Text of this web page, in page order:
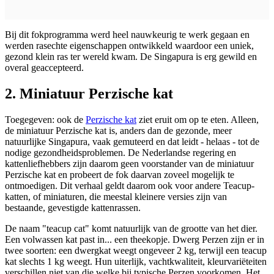
Bij dit fokprogramma werd heel nauwkeurig te werk gegaan en
werden rasechte eigenschappen ontwikkeld waardoor een uniek,
gezond klein ras ter wereld kwam. De Singapura is erg gewild en
overal geaccepteerd.
2. Miniatuur Perzische kat
Toegegeven: ook de Perzische kat ziet eruit om op te eten. Alleen,
de miniatuur Perzische kat is, anders dan de gezonde, meer
natuurlijke Singapura, vaak gemuteerd en dat leidt - helaas - tot de
nodige gezondheidsproblemen. De Nederlandse regering en
kattenliefhebbers zijn daarom geen voorstander van de miniatuur
Perzische kat en probeert de fok daarvan zoveel mogelijk te
ontmoedigen. Dit verhaal geldt daarom ook voor andere Teacup-
katten, of miniaturen, die meestal kleinere versies zijn van
bestaande, gevestigde kattenrassen.
De naam "teacup cat" komt natuurlijk van de grootte van het dier.
Een volwassen kat past in... een theekopje. Dwerg Perzen zijn er in
twee soorten: een dwergkat weegt ongeveer 2 kg, terwijl een teacup
kat slechts 1 kg weegt. Hun uiterlijk, vachtkwaliteit, kleurvariëteiten